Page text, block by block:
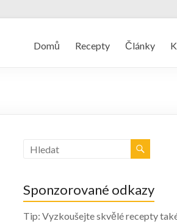
Domů Recepty Články
Sponzorované odkazy
Tip: Vyzkoušejte skvělé recepty